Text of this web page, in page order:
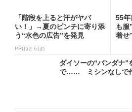
「階段を上ると汗がヤバ
い！」→夏のピンチに寄り添
う“水色の広告”を発見
PR(ねとらぼ)
55年
も
着
ダイソーの“バンダナ”
で…… ミシンなしで